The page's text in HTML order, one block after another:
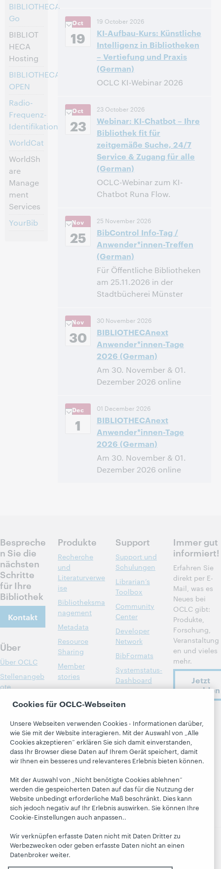
BIBLIOTHECA
Go
BIBLIOT
HECA
Hosting
BIBLIOTHECA
OPEN
Radio-
Frequenz-
Identifikation
WorldCat
WorldSh
are
Manage
ment
Services
YourBib
[Summer] Time [UTC +2]
Anmelden
Oct
19
19 October 2026
KI-Aufbau-Kurs: Künstliche
Intelligenz in Bibliotheken
– Vertiefung und Praxis
(German)
OCLC KI-Webinar 2026
[Summer] Time [UTC +2]
Anmelden
Oct
23
23 October 2026
Webinar: KI-Chatbot – Ihre
Bibliothek fit für
zeitgemäße Suche, 24/7
Service & Zugang für alle
(German)
OCLC-Webinar zum KI-
Chatbot Runa Flow.
[Summer] Time [UTC +2]
Anmelden
Nov
25
25 November 2026
BibControl Info-Tag /
Anwender*innen-Treffen
(German)
Für Öffentliche Bibliotheken
am 25.11.2026 in der
Stadtbücherei Münster
European Time [UTC +1]
Anmelden
Nov
30
30 November 2026
BIBLIOTHECAnext
Anwender*innen-Tage
2026 (German)
Am 30. November & 01.
Dezember 2026 online
Time [UTC +1]
Dec
1
01 December 2026
BIBLIOTHECAnext
Anwender*innen-Tage
2026 (German)
Am 30. November & 01.
Dezember 2026 online
Bespreche
n Sie die
nächsten
Schritte
für Ihre
Bibliothek
Kontakt
Über
Über OCLC
Stellenangeb
ote
Respekt und
Finanzen
Führung
Mitgliedschaft
Produkte
Recherche
und
Literaturverwe
ise
Bibliotheksma
nagement
Metadata
Resource
Sharing
Member
stories
Alle Produkte
und Services »
Research
WebJunction
Veranstaltung
On-Demand-
Webinare
Support
Support und
Schulungen
Librarian’s
Toolbox
Community
Center
Developer
Network
BibFormats
Systemstatus-
Dashboard
Blog
„Hanging
Together“
President's
blog
Immer gut
informiert!
Erfahren Sie
direkt per E-
Mail, was es
Neues bei
OCLC gibt:
Produkte,
Forschung,
Veranstaltung
en und vieles
mehr.
Jetzt
anmelden
OCLC
folgen
© 2026 OCLC
Cookies für OCLC-Webseiten
Unsere Webseiten verwenden Cookies - Informationen darüber,
wie Sie mit der Website interagieren. Mit der Auswahl von „Alle
Cookies akzeptieren“ erklären Sie sich damit einverstanden,
dass Ihr Browser diese Daten auf Ihrem Gerät speichert, damit
wir Ihnen ein besseres und relevanteres Erlebnis bieten können.
Mit der Auswahl von „Nicht benötigte Cookies ablehnen“
werden die gespeicherten Daten auf das für die Nutzung der
Website unbedingt erforderliche Maß beschränkt. Dies kann
sich jedoch negativ auf Ihr Erlebnis auswirken. Sie können Ihre
Cookie-Einstellungen auch anpassen..
Wir verknüpfen erfasste Daten nicht mit Daten Dritter zu
Werbezwecken oder geben erfasste Daten nicht an einen
Datenbroker weiter.